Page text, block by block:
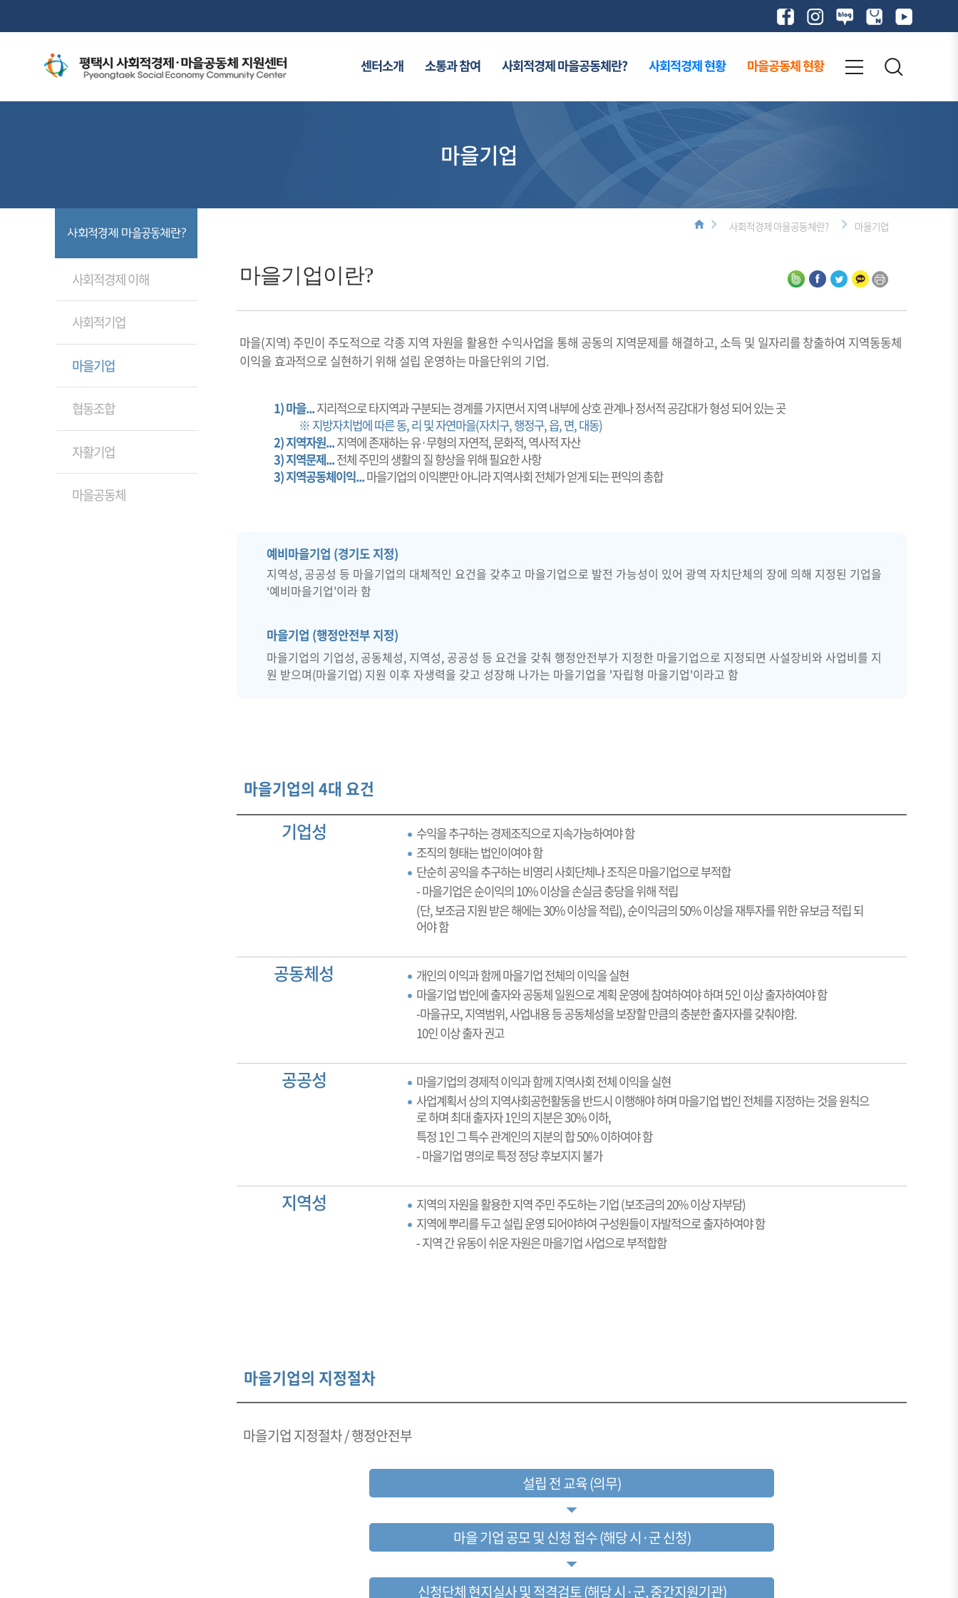
센터소개 소통과 참여 사회적경제 마을공동체란? 사회적경제 현황 마을공동체 현황
마을기업
사회적경제 마을공동체란?
사회적경제 이해
사회적기업
마을기업
협동조합
자활기업
마을공동체
사회적경제 마을공동체란? 마을기업
마을기업이란?
마을(지역) 주민이 주도적으로 각종 지역 자원을 활용한 수익사업을 통해 공동의 지역문제를 해결하고, 소득 및 일자리를 창출하여 지역동동체
이익을 효과적으로 실현하기 위해 설립 운영하는 마을단위의 기업.
1) 마을...지리적으로 타지역과 구분되는 경계를 가지면서 지역 내부에 상호 관계나 정서적 공감대가 형성 되어 있는 곳
※ 지방자치법에 따른 동, 리 및 자연마을(자치구, 행정구, 읍, 면, 대동)
2) 지역자원...지역에 존재하는 유·무형의 자연적, 문화적, 역사적 자산
3) 지역문제...전체 주민의 생활의 질 향상을 위해 필요한 사항
3) 지역공동체이익...마을기업의 이익뿐만 아니라 지역사회 전체가 얻게 되는 편익의 총합
예비마을기업 (경기도 지정)
지역성, 공공성 등 마을기업의 대체적인 요건을 갖추고 마을기업으로 발전 가능성이 있어 광역 자치단체의 장에 의해 지정된 기업을
‘예비마을기업'이라 함
마을기업 (행정안전부 지정)
마을기업의 기업성, 공동체성, 지역성, 공공성 등 요건을 갖춰 행정안전부가 지정한 마을기업으로 지정되면 사설장비와 사업비를 지
원 받으며(마을기업) 지원 이후 자생력을 갖고 성장해 나가는 마을기업을 '자립형 마을기업'이라고 함
마을기업의 4대 요건
기업성
수익을 추구하는 경제조직으로 지속가능하여야 함
조직의 형태는 법인이여야 함
단순히 공익을 추구하는 비영리 사회단체나 조직은 마을기업으로 부적합
- 마을기업은 순이익의 10% 이상을 손실금 충당을 위해 적립
(단, 보조금 지원 받은 해에는 30% 이상을 적립), 순이익금의 50% 이상을 재투자를 위한 유보금 적립 되
어야 함
공동체성
개인의 이익과 함께 마을기업 전체의 이익을 실현
마을기업 법인에 출자와 공동체 일원으로 계획 운영에 참여하여야 하며 5인 이상 출자하여야 함
-마을규모, 지역범위, 사업내용 등 공동체성을 보장할 만큼의 충분한 출자자를 갖춰야함.
10인 이상 출자 권고
공공성
마을기업의 경제적 이익과 함께 지역사회 전체 이익을 실현
사업계획서 상의 지역사회공헌활동을 반드시 이행해야 하며 마을기업 법인 전체를 지정하는 것을 원칙으
로 하며 최대 출자자 1인의 지분은 30% 이하,
특정 1인 그 특수 관계인의 지분의 합 50% 이하여야 함
- 마을기업 명의로 특정 정당 후보지지 불가
지역성
지역의 자원을 활용한 지역 주민 주도하는 기업 (보조금의 20% 이상 자부담)
지역에 뿌리를 두고 설립 운영 되어야하여 구성원들이 자발적으로 출자하여야 함
- 지역 간 유동이 쉬운 자원은 마을기업 사업으로 부적합함
마을기업의 지정절차
마을기업 지정절차 / 행정안전부
설립 전 교육 (의무)
마을 기업 공모 및 신청 접수 (해당 시·군 신청)
신청단체 현지실사 및 적격검토 (해당 시·군, 중간지원기관)